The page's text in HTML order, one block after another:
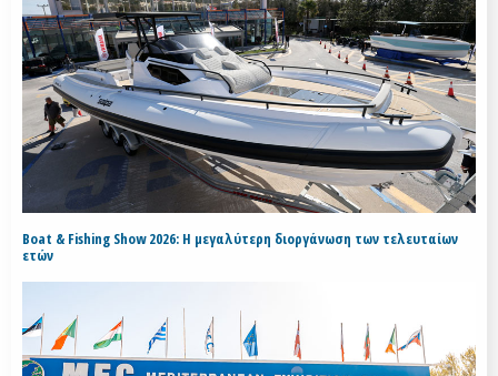
Boat & Fishing Show 2026: Η μεγαλύτερη διοργάνωση των τελευταίων
ετών